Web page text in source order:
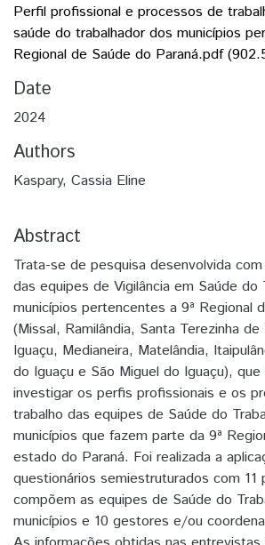
Perfil profissional e processos de
saúde do trabalhador dos municípios
Regional de Saúde do Paraná.pdf
Date
2024
Authors
Kaspary, Cassia Eline
Abstract
Trata-se de pesquisa desenvolvida
das equipes de Vigilância em Saúde do
municípios pertencentes a 9ª Regional
(Missal, Ramilândia, Santa Terezinha
Iguaçu, Medianeira, Matelândia,
do Iguaçu e São Miguel do Iguaçu),
investigar os perfis profissionais e os
trabalho das equipes de Saúde do
municípios que fazem parte da 9ª
estado do Paraná. Foi realizada a
questionários semiestruturados com 11
compõem as equipes de Saúde do
municípios e 10 gestores e/ou